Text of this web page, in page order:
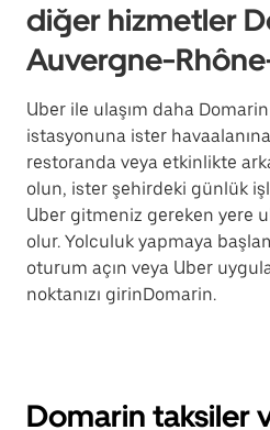
diğer hizmetler
Auvergne-
Uber ile ulaşım daha
istasyonuna ister
restoranda veya etkinlikte
olun, ister şehirdeki günlük
Uber gitmeniz gereken yere
olur. Yolculuk yapmaya
oturum açın veya Uber
noktanızı girinDomarin.
Domarin taksiler